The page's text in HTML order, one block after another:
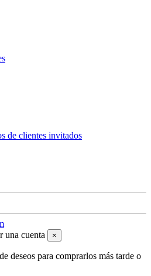
de clientes invitados
una cuenta
×
deseos para comprarlos más tarde o